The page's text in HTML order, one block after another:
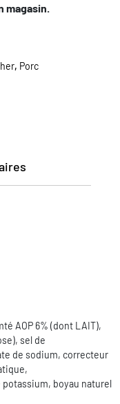
, Porc
AOP 6% (dont LAIT),
sel de
de sodium, correcteur
boyau naturel